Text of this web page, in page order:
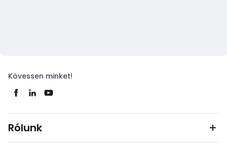
Kövessen minket!
Rólunk